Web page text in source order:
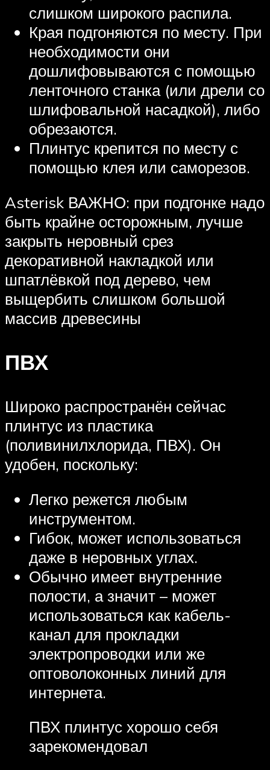
слишком широкого распила.
Края подгоняются по месту. При
необходимости они
дошлифовываются с помощью
ленточного станка (или дрели со
шлифовальной насадкой), либо
обрезаются.
Плинтус крепится по месту с
помощью клея или саморезов.
Asterisk ВАЖНО: при подгонке надо
быть крайне осторожным, лучше
закрыть неровный срез
декоративной накладкой или
шпатлёвкой под дерево, чем
выщербить слишком большой
массив древесины
ПВХ
Широко распространён сейчас
плинтус из пластика
(поливинилхлорида, ПВХ). Он
удобен, поскольку:
Легко режется любым
инструментом.
Гибок, может использоваться
даже в неровных углах.
Обычно имеет внутренние
полости, а значит – может
использоваться как кабель-
канал для прокладки
электропроводки или же
оптоволоконных линий для
интернета.
ПВХ плинтус хорошо себя
зарекомендовал